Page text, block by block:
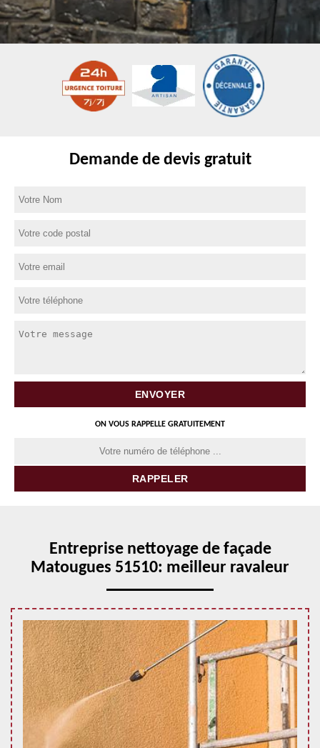
Demande de devis gratuit
ON VOUS RAPPELLE GRATUITEMENT
Entreprise nettoyage de façade
Matougues 51510: meilleur ravaleur